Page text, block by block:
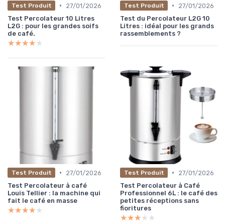
Test Produit •
27/01/2026
Test Percolateur 10 Litres
L2G : pour les grandes soifs
de café.
★★★★★
★★★★★
Test Produit •
27/01/2026
Test du Percolateur L2G 10
Litres : idéal pour les grands
rassemblements ?
Test Produit •
27/01/2026
Test Percolateur à café
Louis Tellier : la machine qui
fait le café en masse
★★★★★
★★★★★
Test Produit •
27/01/2026
Test Percolateur à Café
Professionnel 6L : le café des
petites réceptions sans
fioritures
★★★★★
★★★★★